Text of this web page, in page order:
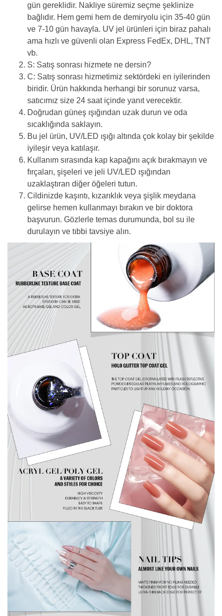
gün gereklidir. Nakliye süremiz seçme şeklinize
bağlıdır. Hem gemi hem de demiryolu için 35-40 gün
ve 7-10 gün havayla. UV jel ürünleri için biraz pahalı
ama hızlı ve güvenli olan Express FedEx, DHL, TNT
vb.
S: Satış sonrası hizmete ne dersin?
C: Satış sonrası hizmetimiz sektördeki en iyilerinden
biridir. Ürün hakkında herhangi bir sorunuz varsa,
satıcımız size 24 saat içinde yanıt verecektir.
Doğrudan güneş ışığından uzak durun ve oda
sıcaklığında saklayın.
Bu jel ürün, UV/LED ışığı altında çok kolay bir şekilde
iyileşir veya katılaşır.
Kullanım sırasında kap kapağını açık bırakmayın ve
fırçaları, şişeleri ve jeli UV/LED ışığından
uzaklaştıran diğer öğeleri tutun.
Cildinizde kaşıntı, kızarıklık veya şişlik meydana
gelirse hemen kullanmayı bırakın ve bir doktora
başvurun. Gözlerle temas durumunda, bol su ile
durulayın ve tıbbi tavsiye alın.